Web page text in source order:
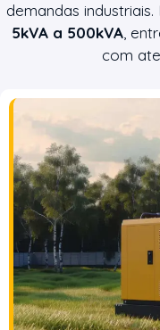
demandas
5kVA a 500kVA ,
com